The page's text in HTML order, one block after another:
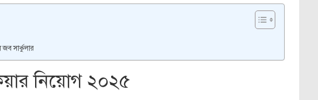
সার্কুলার
নিয়োগ ২০২৫